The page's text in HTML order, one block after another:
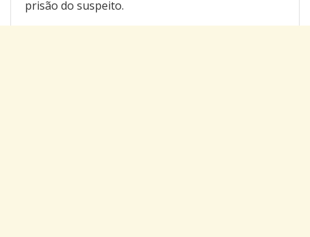
prisão do suspeito.